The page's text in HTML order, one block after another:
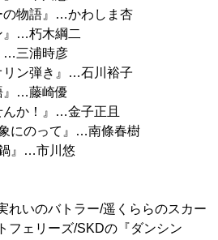
の物語』…かわしま杏
』…朽木綱二
…三浦時彦
リン弾き』…石川裕子
』…藤崎優
か！』…金子正且
にのって』…南條春樹
』…市川悠
れいのバトラー/遥くららのスカー
フェリーズ/SKDの『ダンシン